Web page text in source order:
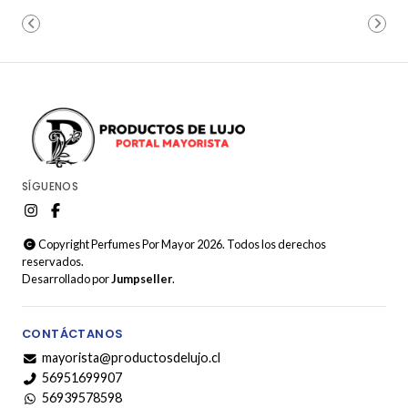
SÍGUENOS
Copyright Perfumes Por Mayor 2026. Todos los derechos
reservados.
Desarrollado porJumpseller.
CONTÁCTANOS
mayorista@productosdelujo.cl
56951699907
56939578598